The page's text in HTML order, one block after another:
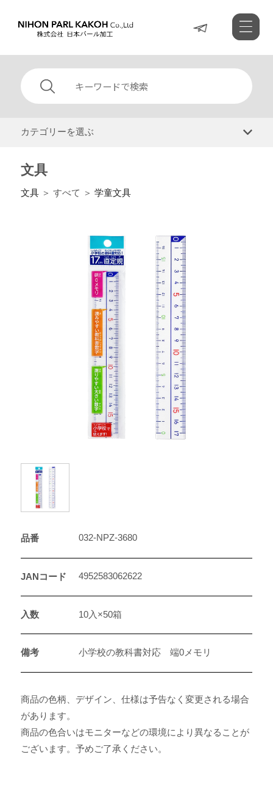
カテゴリーを選ぶ
文具
文具＞ すべて ＞ 学童文具
品番 032-NPZ-3680
JANコード 4952583062622
入数 10入×50箱
備考 小学校の教科書対応 端0メモリ
商品の色柄、デザイン、仕様は予告なく変更される場合
があります。
商品の色合いはモニターなどの環境により異なることが
ございます。予めご了承ください。